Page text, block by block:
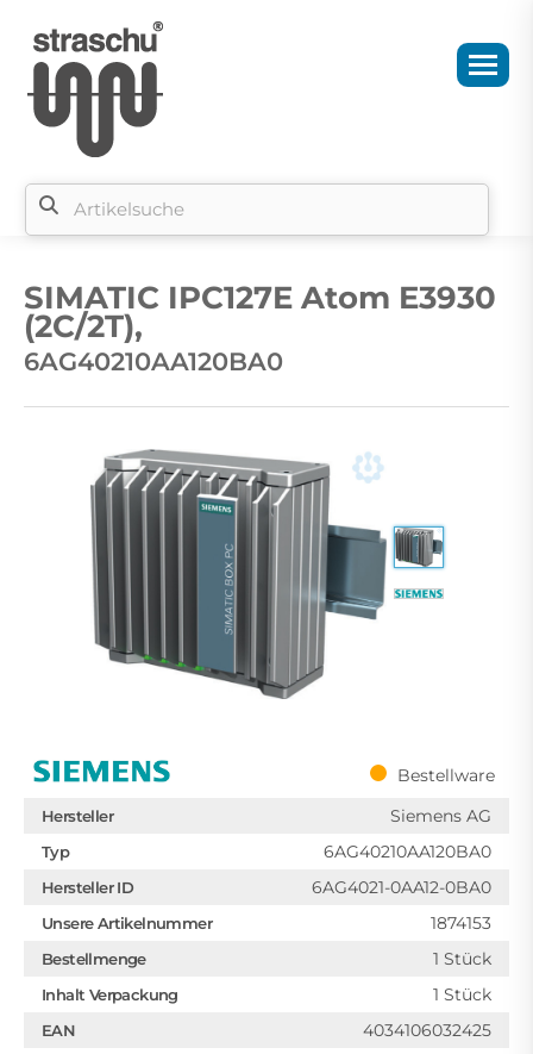
SIMATIC IPC127E Atom E3930
(2C/2T),
6AG40210AA120BA0
Bestellware
Hersteller Siemens AG
Typ 6AG40210AA120BA0
Hersteller ID 6AG4021-0AA12-0BA0
Unsere Artikelnummer 1874153
Bestellmenge 1 Stück
Inhalt Verpackung 1 Stück
EAN 4034106032425